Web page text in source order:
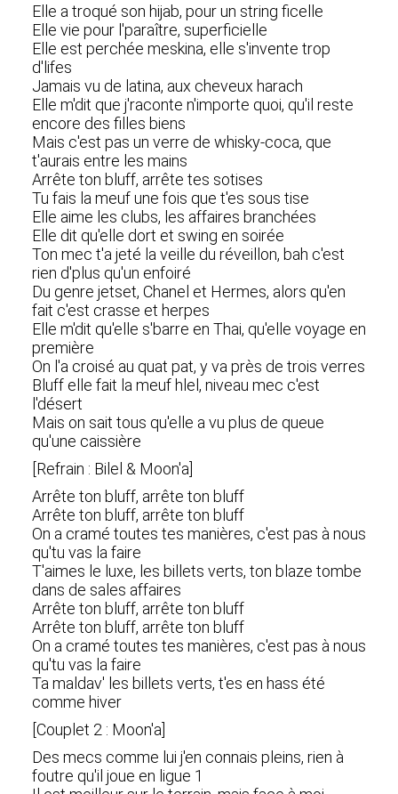
Elle a troqué son hijab, pour un string ficelle
Elle vie pour l'paraître, superficielle
Elle est perchée meskina, elle s'invente trop
d'lifes
Jamais vu de latina, aux cheveux harach
Elle m'dit que j'raconte n'importe quoi, qu'il reste
encore des filles biens
Mais c'est pas un verre de whisky-coca, que
t'aurais entre les mains
Arrête ton bluff, arrête tes sotises
Tu fais la meuf une fois que t'es sous tise
Elle aime les clubs, les affaires branchées
Elle dit qu'elle dort et swing en soirée
Ton mec t'a jeté la veille du réveillon, bah c'est
rien d'plus qu'un enfoiré
Du genre jetset, Chanel et Hermes, alors qu'en
fait c'est crasse et herpes
Elle m'dit qu'elle s'barre en Thai, qu'elle voyage en
première
On l'a croisé au quat pat, y va près de trois verres
Bluff elle fait la meuf hlel, niveau mec c'est
l'désert
Mais on sait tous qu'elle a vu plus de queue
qu'une caissière
[Refrain : Bilel & Moon'a]
Arrête ton bluff, arrête ton bluff
Arrête ton bluff, arrête ton bluff
On a cramé toutes tes manières, c'est pas à nous
qu'tu vas la faire
T'aimes le luxe, les billets verts, ton blaze tombe
dans de sales affaires
Arrête ton bluff, arrête ton bluff
Arrête ton bluff, arrête ton bluff
On a cramé toutes tes manières, c'est pas à nous
qu'tu vas la faire
Ta maldav' les billets verts, t'es en hass été
comme hiver
[Couplet 2 : Moon'a]
Des mecs comme lui j'en connais pleins, rien à
foutre qu'il joue en ligue 1